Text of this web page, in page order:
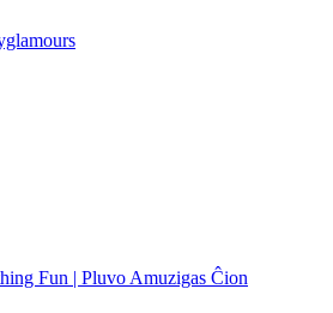
Fun | Pluvo Amuzigas Ĉion